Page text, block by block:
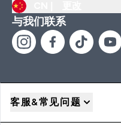
与我们联系
客服&常见问题